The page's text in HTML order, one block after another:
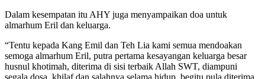
Dalam kesempatan itu AHY juga menyampaikan doa untuk
almarhum Eril dan keluarga.
“Tentu kepada Kang Emil dan Teh Lia kami semua mendoakan
semoga almarhum Eril, putra pertama kesayangan keluarga besar
husnul khotimah, diterima di sisi terbaik Allah SWT, diampuni
segala dosa, khilaf dan salahnya selama hidup, begitu pula diterima